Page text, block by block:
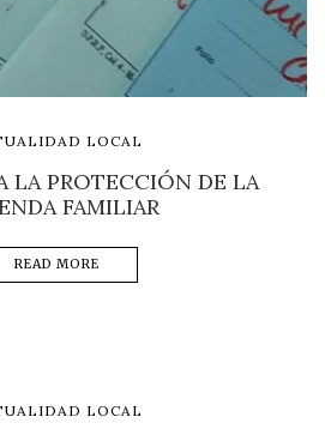
LOCAL
LA PROTECCIÓN DE LA
FAMILIAR
READ MORE
LOCAL